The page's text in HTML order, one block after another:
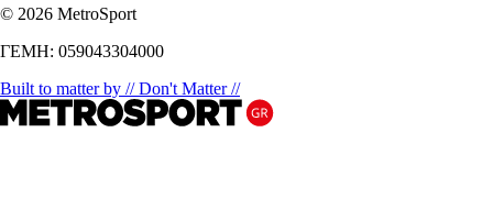
© 2026 MetroSport
ΓΕΜΗ: 059043304000
Built to matter by // Don't Matter //